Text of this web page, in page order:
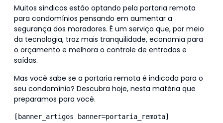
Muitos síndicos estão optando pela portaria remota
para condomínios pensando em aumentar a
segurança dos moradores. É um serviço que, por meio
da tecnologia, traz mais tranquilidade, economia para
o orçamento e melhora o controle de entradas e
saídas.
Mas você sabe se a portaria remota é indicada para o
seu condomínio? Descubra hoje, nesta matéria que
preparamos para você.
[banner_artigos banner=portaria_remota]